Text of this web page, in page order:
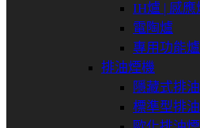
IH爐 | 感應
電陶爐
專用功能爐
排油煙機
隱藏式排
標準型排